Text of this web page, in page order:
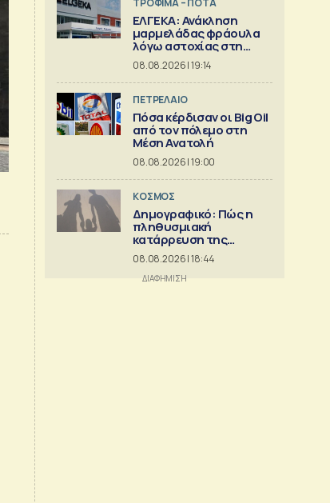
ΤΡΟΦΙΜΑ – ΠΟΤΑ
ΕΛΓΕΚΑ: Ανάκληση
μαρμελάδας φράουλα
λόγω αστοχίας στη
γυάλινη συσκευασία
08.08.2026 | 19:14
ΠΕΤΡΕΛΑΙΟ
Πόσα κέρδισαν οι Big Oil
από τον πόλεμο στη
Μέση Ανατολή
08.08.2026 | 19:00
ΚΟΣΜΟΣ
Δημογραφικό: Πώς η
πληθυσμιακή
κατάρρευση της
Ευρώπης
συμπαρασύρει το
κράτος πρόνοιας
08.08.2026 | 18:44